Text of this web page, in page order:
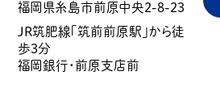
福岡県糸島市前原中央2-8-23
JR筑肥線「筑前前原駅」から徒
歩3分
福岡銀行・前原支店前